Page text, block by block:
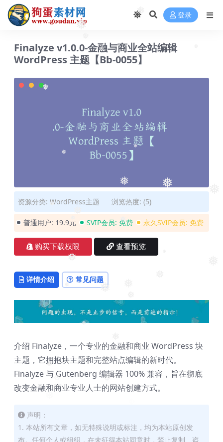
❅
❅
❅
❅
❅
❅
❅ ❅
❅
❅
❅
❅
❅
❅
❅
❅
❅
❅
❅ 登录
Finalyze v1.0.0-金融与商业全站编辑
WordPress 主题【Bb-0055】
资源分类: WordPress主题 浏览热度: (5)
普通用户: 19.9元 SVIP会员: 免费 永久SVIP会员: 免费
购买下载权限 查看预览
详情介绍 常见问题
介绍 Finalyze，一个专业的金融和商业 WordPress 块
主题，它拥抱块主题和完整站点编辑的新时代。
Finalyze 与 Gutenberg 编辑器 100% 兼容，旨在彻底
改变金融和商业专业人士的网站创建方式。
声明：
1. 本站所有文章，如无特殊说明或标注，均为本站原创发
布。任何个人或组织，在未征得本站同意时，禁止复制、盗